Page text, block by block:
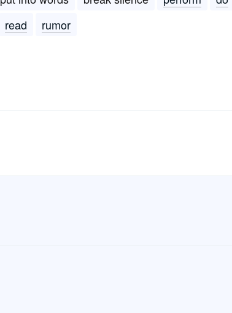
read rumor